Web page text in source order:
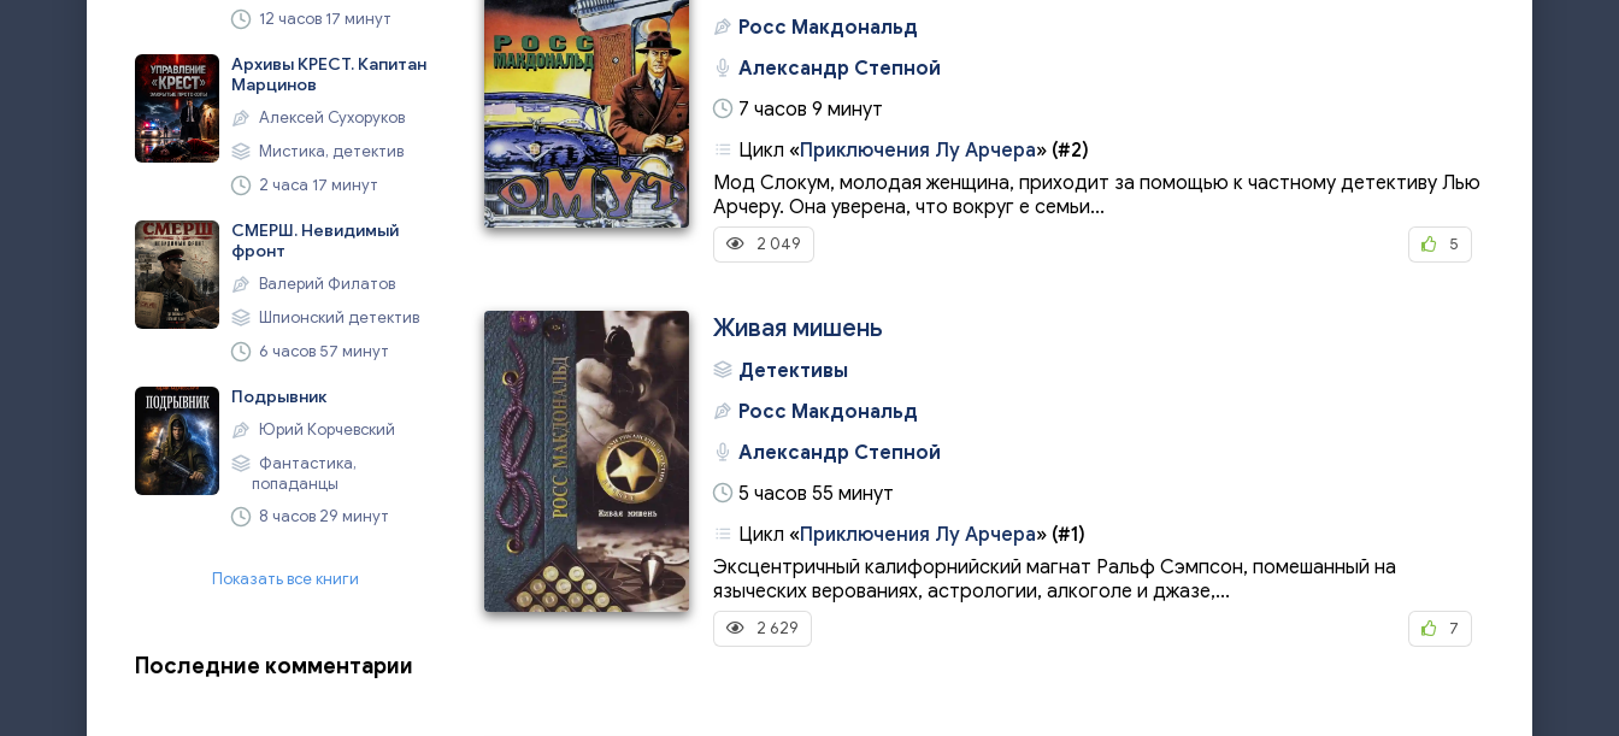
12 часов 17 минут
Архивы КРЕСТ. Капитан
Марцинов
Алексей Сухоруков
Мистика, детектив
2 часа 17 минут
СМЕРШ. Невидимый
фронт
Валерий Филатов
Шпионский детектив
6 часов 57 минут
Подрывник
Юрий Корчевский
Фантастика,
попаданцы
8 часов 29 минут
Показать все книги
Последние комментарии
Росс Макдональд
Александр Степной
7 часов 9 минут
Цикл «Приключения Лу Арчера» (#2)
Мод Слокум, молодая женщина, приходит за помощью к частному детективу Лью
Арчеру. Она уверена, что вокруг е семьи...
2 049 5
Живая мишень
Детективы
Росс Макдональд
Александр Степной
5 часов 55 минут
Цикл «Приключения Лу Арчера» (#1)
Эксцентричный калифорнийский магнат Ральф Сэмпсон, помешанный на
языческих верованиях, астрологии, алкоголе и джазе,...
2 629 7